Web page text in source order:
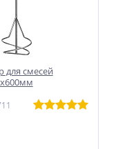
для смесей